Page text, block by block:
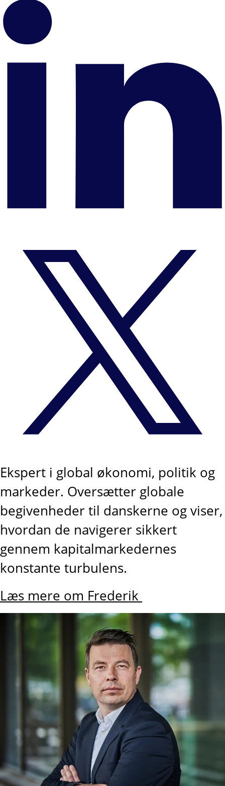
Ekspert i global økonomi, politik og
markeder. Oversætter globale
begivenheder til danskerne og viser,
hvordan de navigerer sikkert
gennem kapitalmarkedernes
konstante turbulens.
Læs mere om Frederik